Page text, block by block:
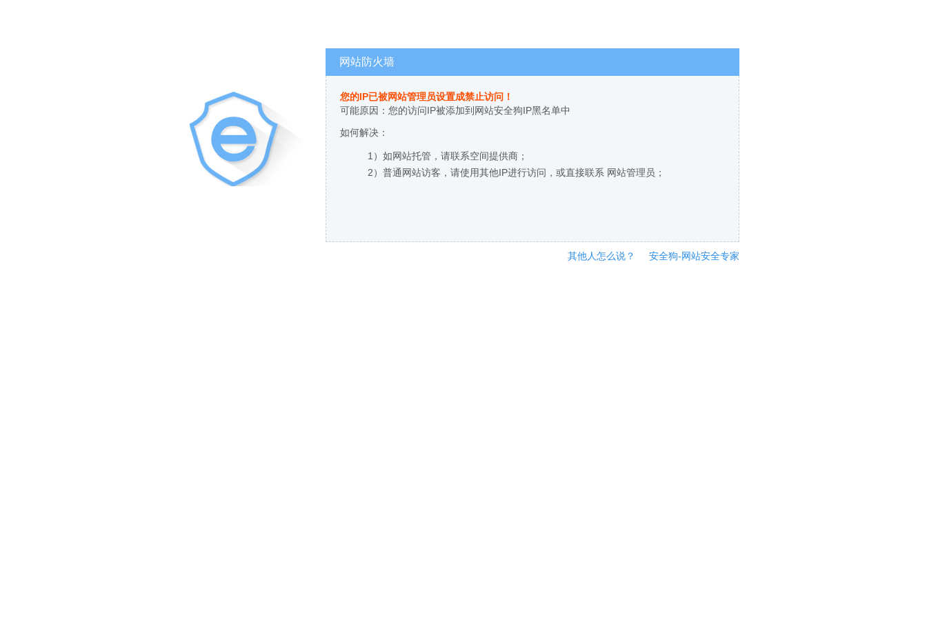
网站防火墙
您的IP已被网站管理员设置成禁止访问！
可能原因：您的访问IP被添加到网站安全狗IP黑名单中
如何解决：
1）如网站托管，请联系空间提供商；
2）普通网站访客，请使用其他IP进行访问，或直接联系 网站管理员；
其他人怎么说？ 安全狗-网站安全专家